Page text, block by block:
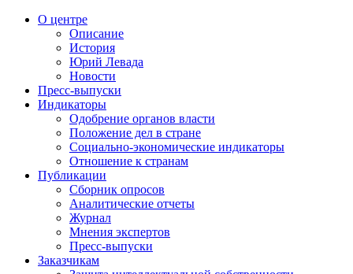
О центре
Описание
История
Юрий Левада
Новости
Пресс-выпуски
Индикаторы
Одобрение органов власти
Положение дел в стране
Социально-экономические индикаторы
Отношение к странам
Публикации
Сборник опросов
Аналитические отчеты
Журнал
Мнения экспертов
Пресс-выпуски
Заказчикам